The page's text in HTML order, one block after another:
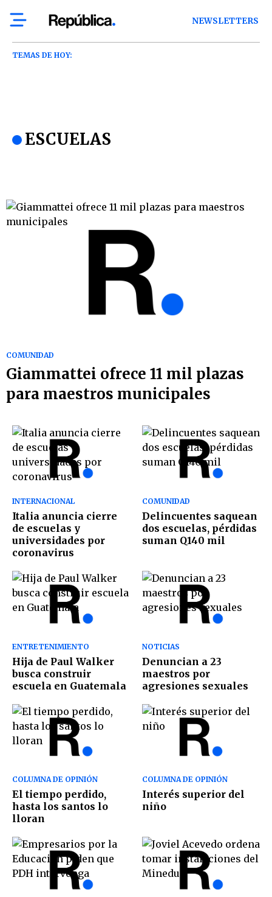
NEWSLETTERS
TEMAS DE HOY:
ESCUELAS
COMUNIDAD
Giammattei ofrece 11 mil plazas
para maestros municipales
INTERNACIONAL
Italia anuncia cierre
de escuelas y
universidades por
coronavirus
COMUNIDAD
Delincuentes saquean
dos escuelas, pérdidas
suman Q140 mil
ENTRETENIMIENTO
Hija de Paul Walker
busca construir
escuela en Guatemala
NOTICIAS
Denuncian a 23
maestros por
agresiones sexuales
COLUMNA DE OPINIÓN
El tiempo perdido,
hasta los santos lo
lloran
COLUMNA DE OPINIÓN
Interés superior del
niño